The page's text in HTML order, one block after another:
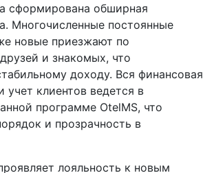
сформирована обширная
Многочисленные постоянные
новые приезжают по
и знакомых, что
доходу. Вся финансовая
учет клиентов ведется в
программе OtelMS, что
и прозрачность в
лояльность к новым